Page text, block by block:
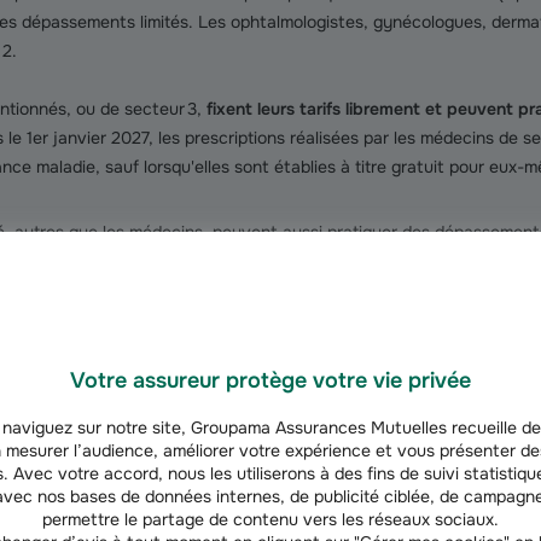
Votre assureur protège votre vie privée
sur notre site, Groupama Assurances Mutuelles recueille
mesurer l’audience, améliorer votre expérience et vous présenter
Avec votre accord, nous les utiliserons à des fins de suivi
nos bases de données internes, de publicité ciblée, de
permettre le partage de contenu vers les réseaux sociaux.
dépassements limités. Les ophtalmologistes, gynécologues,
ou de secteur 3, fixent leurs tarifs librement et peuvent
le 1er janvier 2027, les prescriptions réalisées par les médecins de
maladie, sauf lorsqu'elles sont établies à titre gratuit pour eux-
autres que les médecins, peuvent aussi pratiquer des
habituellement élevé.
conventionnels servent de références pour les
de santé par l’Assurance maladie obligatoire. La part du tarif